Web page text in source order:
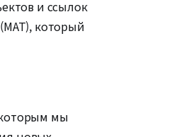
и ссылок
который
которым мы